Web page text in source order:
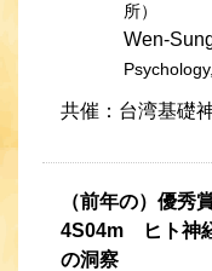
所）
Wen-
共催：台湾基礎
（前年の）優秀
4S04m ヒト神
の洞察